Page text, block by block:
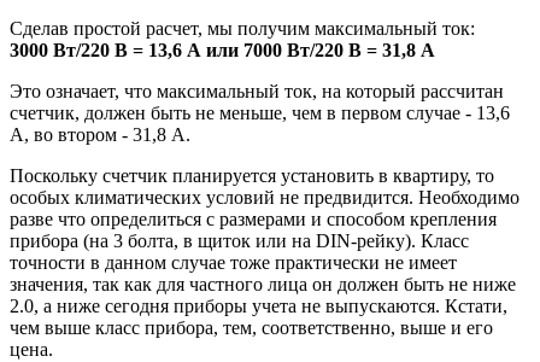
Сделав простой расчет, мы получим максимальный ток:
3000 Вт/220 В = 13,6 А или 7000 Вт/220 В = 31,8 А
Это означает, что максимальный ток, на который рассчитан
счетчик, должен быть не меньше, чем в первом случае - 13,6
А, во втором - 31,8 А.
Поскольку счетчик планируется установить в квартиру, то
особых климатических условий не предвидится. Необходимо
разве что определиться с размерами и способом крепления
прибора (на 3 болта, в щиток или на DIN-рейку). Класс
точности в данном случае тоже практически не имеет
значения, так как для частного лица он должен быть не ниже
2.0, а ниже сегодня приборы учета не выпускаются. Кстати,
чем выше класс прибора, тем, соответственно, выше и его
цена.